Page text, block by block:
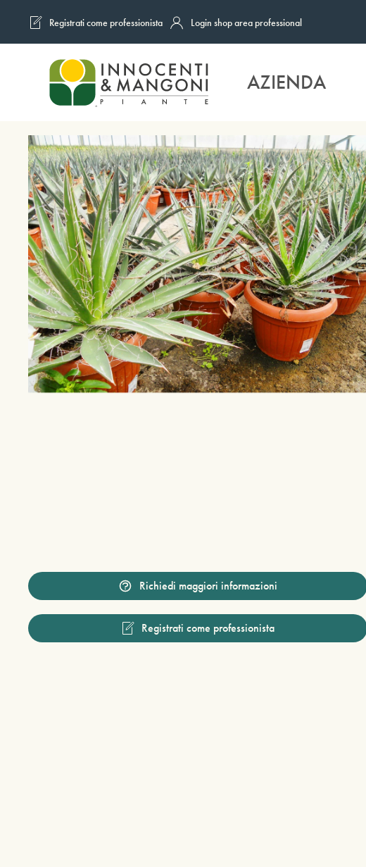
Skip to main content
Registrati come professionista Login shop area professional
AZIENDA
Richiedi maggiori informazioni
Registrati come professionista